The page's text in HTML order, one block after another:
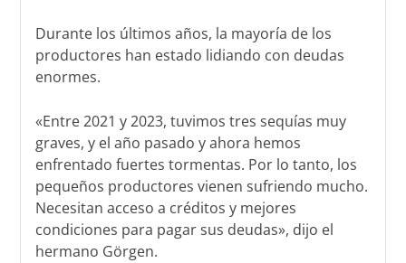
Durante los últimos años, la mayoría de los
productores han estado lidiando con deudas
enormes.
«Entre 2021 y 2023, tuvimos tres sequías muy
graves, y el año pasado y ahora hemos
enfrentado fuertes tormentas. Por lo tanto, los
pequeños productores vienen sufriendo mucho.
Necesitan acceso a créditos y mejores
condiciones para pagar sus deudas», dijo el
hermano Görgen.